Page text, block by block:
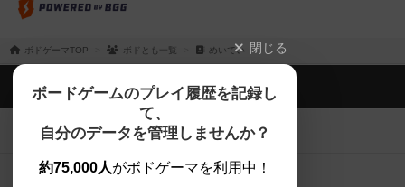
ボドゲーマTOP ボドとも一覧 めいてい 閉じる
ボードゲームのプレイ履歴を記録し
て、
自分のデータを管理しませんか？
約75,000人がボドゲーマを利用中！
ボドゲーマTOP
ボードゲームを検索する
ボードゲームの新着レビュー